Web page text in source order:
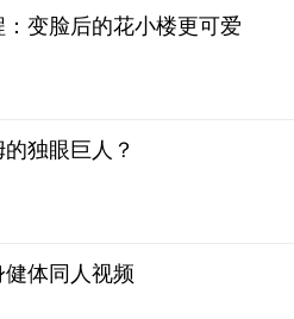
变脸后的花小楼更可爱
独眼巨人？
体同人视频